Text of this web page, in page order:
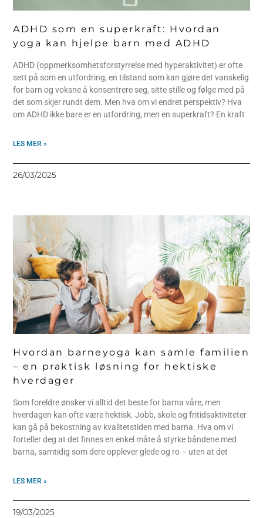
ADHD som en superkraft: Hvordan
yoga kan hjelpe barn med ADHD
ADHD (oppmerksomhetsforstyrrelse med hyperaktivitet) er ofte
sett på som en utfordring, en tilstand som kan gjøre det vanskelig
for barn og voksne å konsentrere seg, sitte stille og følge med på
det som skjer rundt dem. Men hva om vi endret perspektiv? Hva
om ADHD ikke bare er en utfordring, men en superkraft? En kraft
LES MER »
26/03/2025
Hvordan barneyoga kan samle familien
– en praktisk løsning for hektiske
hverdager
Som foreldre ønsker vi alltid det beste for barna våre, men
hverdagen kan ofte være hektisk. Jobb, skole og fritidsaktiviteter
kan gå på bekostning av kvalitetstiden med barna. Hva om vi
forteller deg at det finnes en enkel måte å styrke båndene med
barna, samtidig som dere opplever glede og ro – uten at det
LES MER »
19/03/2025